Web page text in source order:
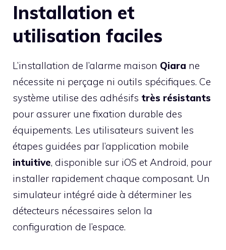
Installation et
utilisation faciles
L’installation de l’alarme maison Qiara ne
nécessite ni perçage ni outils spécifiques. Ce
système utilise des adhésifs très résistants
pour assurer une fixation durable des
équipements. Les utilisateurs suivent les
étapes guidées par l’application mobile
intuitive, disponible sur iOS et Android, pour
installer rapidement chaque composant. Un
simulateur intégré aide à déterminer les
détecteurs nécessaires selon la
configuration de l’espace.